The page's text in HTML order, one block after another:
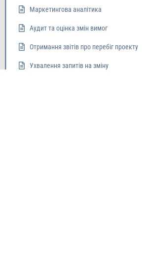
Маркетингова аналітика
Аудит та оцінка змін вимог
Отримання звітів про перебіг проекту
Ухвалення запитів на зміну